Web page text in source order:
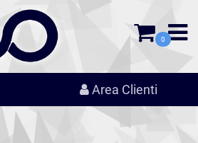
0
Area Clienti